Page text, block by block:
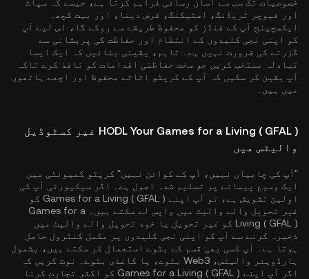
اور فیوچر ٹریڈنگ، اسٹیکنگ، قرض دینا، اور بہت کچھ۔
ایکسچینج آپ کے فنڈز کو محفوظ طریقے سے روکے گا، اس لیے آپ
کو اپنی نجی کلیدوں کے انتظام اور حفاظت کی پریشانی سے
گزرنے کی ضرورت نہیں ہے۔ تاہم، یقینی بنائیں کہ ایک ایسا
تبادلہ منتخب کریں جو سخت حفاظتی اقدامات کو نافذ کرے تاکہ
آپ یقین کر سکیں کہ آپ کے کرپٹو اثاثے محفوظ اور اچھے ہاتھوں
میں ہیں۔
HODL Your Games for a Living ( GFAL ) غیر کسٹوڈیل
والیٹس میں
"آپ کی چابیاں نہیں، آپ کے کوائن نہیں" کرپٹو کمیونٹی میں
ایک وسیع پیمانے پر تسلیم شدہ اصول ہے۔ اگر سیکیورٹی آپ کی
اولین تشویش ہے، تو آپ اپنے Games for a Living ( GFAL ) کو
غیر تحویل والے والیٹ میں واپس لے سکتے ہیں۔ Games for a
Living ( GFAL ) کو غیر تحویل یا خود تحویل والے والیٹ میں
ذخیرہ کرنے سے آپ کو اپنی نجی کلیدوں پر مکمل کنٹرول حاصل
ہوتا ہے۔ آپ کسی بھی قسم کے بٹوے استعمال کر سکتے ہیں، بشمول
ہارڈویئر والیٹس، Web3 بٹوے، یا کاغذی بٹوے۔ نوٹ کریں کہ
اگر آپ اپنے Games for a Living ( GFAL ) کو اکثر تجارت کرنا